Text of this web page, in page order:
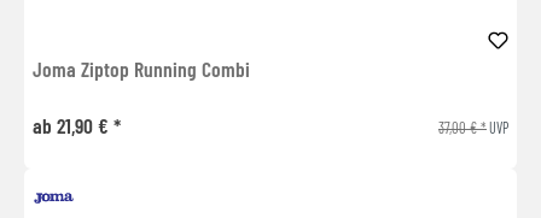
Joma Ziptop Running Combi
ab 21,90 € * 37,00 € *UVP